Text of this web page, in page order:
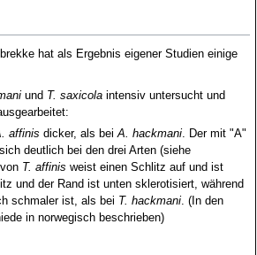
hat als Ergebnis eigener Studien einige
und T. saxicola intensiv untersucht und
affinis dicker, als beiA. hackmani. Der mit "A"
deutlich bei den drei Arten (siehe
T. affinis weist einen Schlitz auf und ist
und der Rand ist unten sklerotisiert, während
schmaler ist, als bei T. hackmani. (In den
in norwegisch beschrieben)